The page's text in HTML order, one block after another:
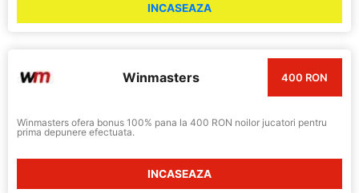
INCASEAZA
Winmasters 400 RON
Winmasters ofera bonus 100% pana la 400 RON noilor jucatori pentru
prima depunere efectuata.
INCASEAZA